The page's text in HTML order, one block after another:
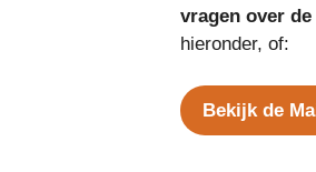
vragen over
hieronder, of:
Bekijk de